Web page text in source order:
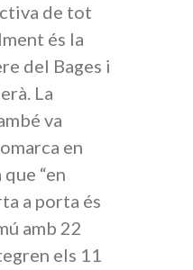
de tot
és la
del Bages i
La
va
en
“en
a porta és
amb 22
els 11